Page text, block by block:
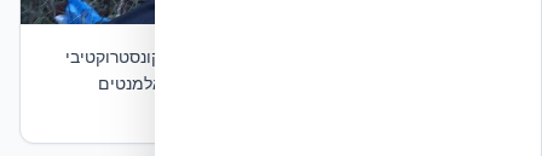
תמונה 2 — מבט מקרוב על אזור הפגיעה. הנזק הקונסטרוקטיבי
נשאר מקומי לאזור ההתנגשות, ללא התפשטות לאלמנטים